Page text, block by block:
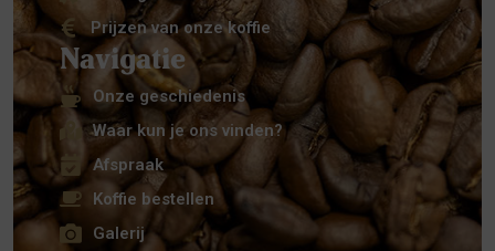
Prijzen van onze koffie
Navigatie
Onze geschiedenis
Waar kun je ons vinden?
Afspraak
Koffie bestellen
Galerij